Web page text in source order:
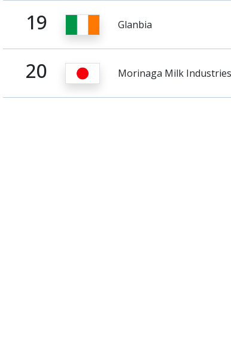
19 Glanbia
20 Morinaga Milk Industries